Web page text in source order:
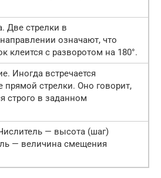
Две стрелки в
означают, что
клеится с разворотом на 180°.
Иногда встречается
прямой стрелки. Оно говорит,
строго в заданном
— высота (шаг)
— величина смещения